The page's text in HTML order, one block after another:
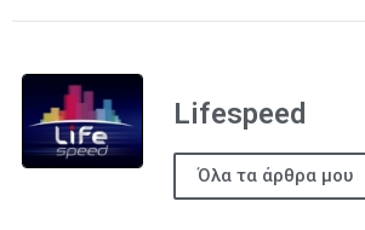
Lifespeed
Όλα τα άρθρα μου